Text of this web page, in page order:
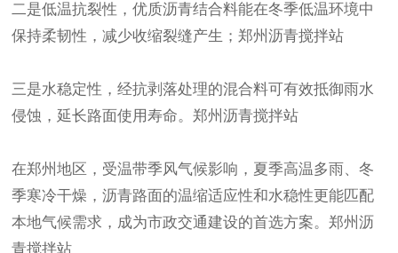
二是低温抗裂性，优质沥青结合料能在冬季低温环境中
保持柔韧性，减少收缩裂缝产生；郑州沥青搅拌站
三是水稳定性，经抗剥落处理的混合料可有效抵御雨水
侵蚀，延长路面使用寿命。郑州沥青搅拌站
在郑州地区，受温带季风气候影响，夏季高温多雨、冬
季寒冷干燥，沥青路面的温缩适应性和水稳性更能匹配
本地气候需求，成为市政交通建设的首选方案。郑州沥
青搅拌站